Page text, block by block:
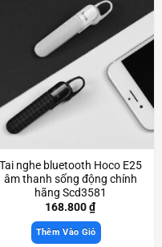
Tai nghe bluetooth Hoco E25
âm thanh sống động chính
hãng Scd3581
168.800₫
Thêm Vào Giỏ